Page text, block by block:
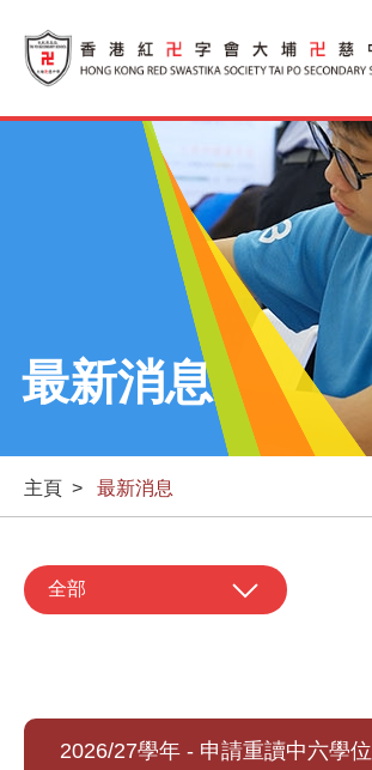
最新消息
主頁 > 最新消息
全部
2026/27學年 - 申請重讀中六學位